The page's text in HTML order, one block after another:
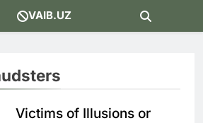
VAIB.UZ
Victims of Illusions or